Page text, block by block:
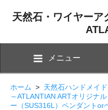
天然石・ワイヤー
メニュー
ホーム > 天然石ハンドメイ
～ATLANTIAN ARTオリジナル
ー（SUS316L）ペンダントor